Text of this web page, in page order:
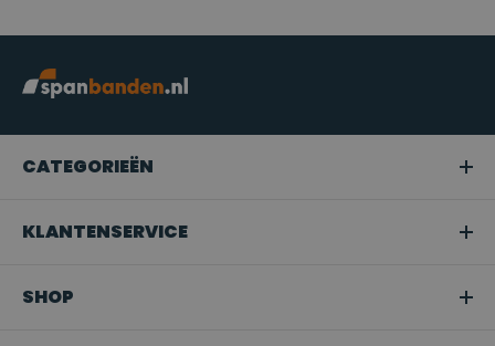
CATEGORIEËN
KLANTENSERVICE
SHOP